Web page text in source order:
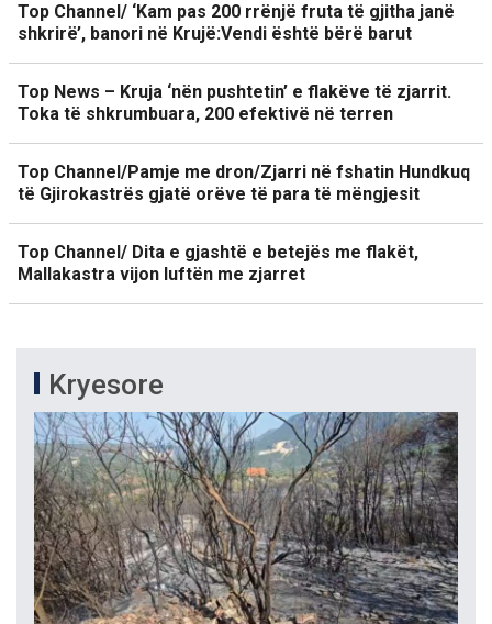
Top Channel/ ‘Kam pas 200 rrënjë fruta të gjitha janë
shkrirë’, banori në Krujë:Vendi është bërë barut
Top News – Kruja ‘nën pushtetin’ e flakëve të zjarrit.
Toka të shkrumbuara, 200 efektivë në terren
Top Channel/Pamje me dron/Zjarri në fshatin Hundkuq
të Gjirokastrës gjatë orëve të para të mëngjesit
Top Channel/ Dita e gjashtë e betejës me flakët,
Mallakastra vijon luftën me zjarret
Kryesore